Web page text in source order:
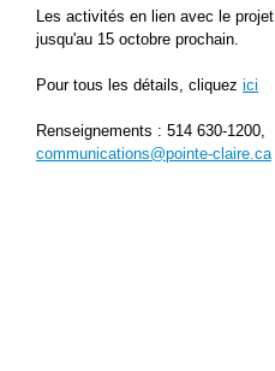
Les activités en lien avec le projet
jusqu'au 15 octobre prochain.
Pour tous les détails, cliquez ici
Renseignements : 514 630-1200,
communications@pointe-claire.ca